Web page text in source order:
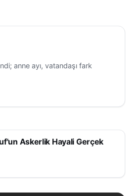
anne ayı, vatandaşı fark
Askerlik Hayali Gerçek